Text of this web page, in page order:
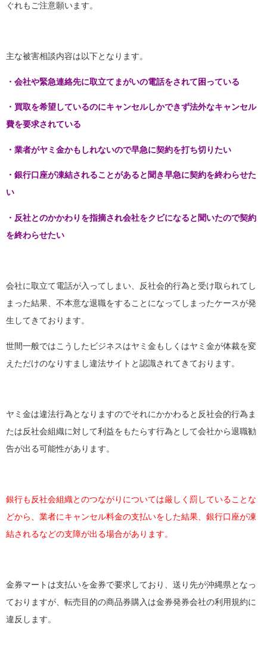
ぐれもご注意願います。
主な被害相談内容は以下となります。
・会社や緊急連絡先に取立てまがいの電話をされて困っている
・買取を希望しているのにキャンセルしかできず法外なキャンセル
費を要求されている
・業者がヤミ金かもしれないので早急に契約を打ち切りたい
・銀行口座が凍結されることがあると聞き早急に契約を終わらせた
い
・反社とのかかわりを指摘され会社をクビになると聞いたので契約
を終わらせたい
会社に取立て電話が入ってしまい、反社会的行為と受け取られてし
まった結果、不本意な退職をすることになってしまったケースが発
生してきております。
世間一般ではこうしたビジネスはヤミ金もしくはヤミ金が体裁を変
えただけのなりすまし違法サイトと認識されてきております。
ヤミ金は違法行為となりますのでそれにかかわると反社会的行為ま
たは反社会組織に対して利益をもたらす行為として会社から退職勧
告が出る可能性があります。
銀行も反社会組織とのつながりについては厳しく罰していることな
どから、業者にキャンセル料金の支払いをした結果、銀行口座が凍
結されるなどの支障が出る場合があります。
金券マートは支払いを金券で要求しており、送り先が沖縄県となっ
ておりますが、転売目的の商品券購入は金券発券会社の利用規約に
違反します。